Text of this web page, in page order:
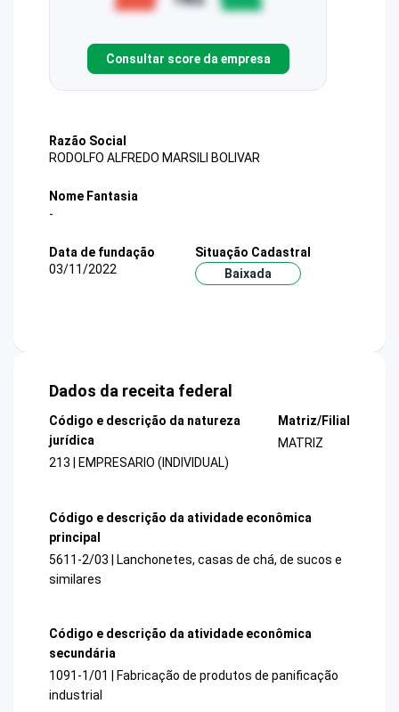
Consultar score da empresa
Razão Social
RODOLFO ALFREDO MARSILI BOLIVAR
Nome Fantasia
-
Data de fundação
03/11/2022
Situação Cadastral
Baixada
Dados da receita federal
Código e descrição da natureza
jurídica
213 | EMPRESARIO (INDIVIDUAL)
Matriz/Filial
MATRIZ
Código e descrição da atividade econômica
principal
5611-2/03 | Lanchonetes, casas de chá, de sucos e
similares
Código e descrição da atividade econômica
secundária
1091-1/01 | Fabricação de produtos de panificação
industrial